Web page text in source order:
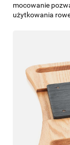
mocowanie
użytkowania